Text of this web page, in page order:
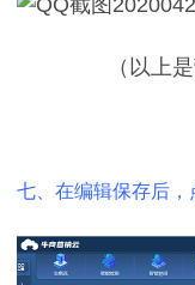
（以上
七、在编辑保存后，